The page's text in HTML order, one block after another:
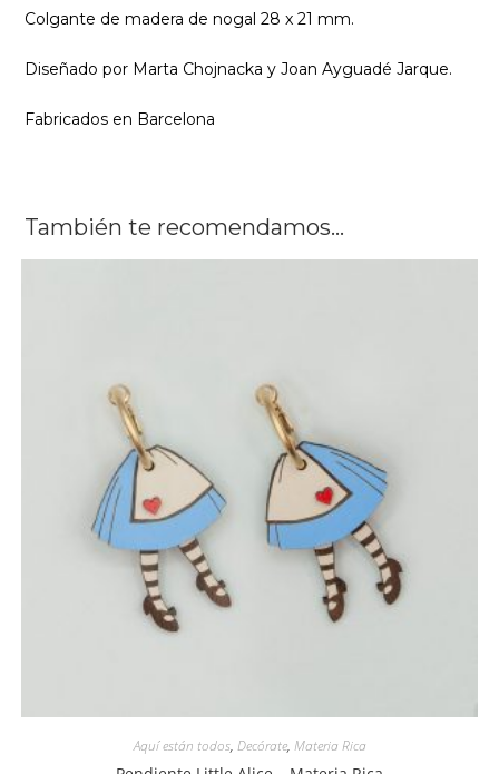
Colgante de madera de nogal 28 x 21 mm.
Diseñado por Marta Chojnacka y Joan Ayguadé Jarque.
Fabricados en Barcelona
También te recomendamos…
Aquí están todos, Decórate, Materia Rica